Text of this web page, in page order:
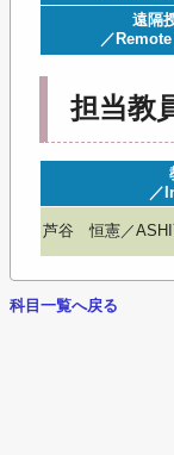
遠隔
／
担当教
／
芦谷 恒憲／
科目一覧へ戻る